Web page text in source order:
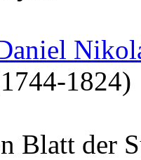
1824)
Blatt der